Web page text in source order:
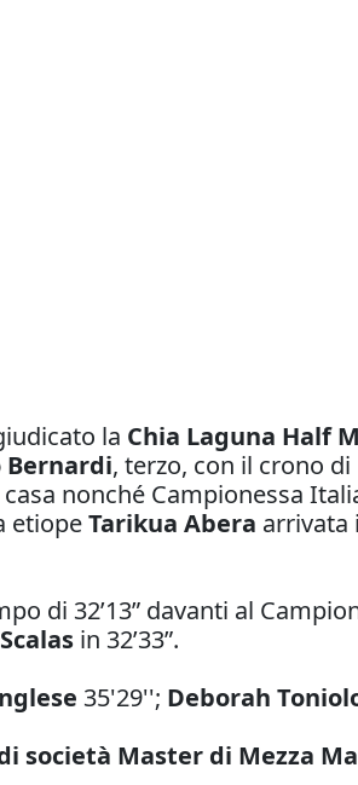
la Chia Laguna Half
Bernardi, terzo, con il crono di
nonché Campionessa
etiopeTarikua Abera arrivata
di 32’13” davanti al
in 32’33”.
35'29''; Deborah
società Master di Mezza